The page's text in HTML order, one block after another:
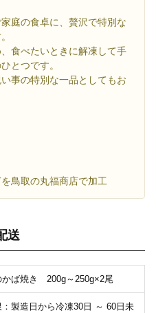
庭の食卓に、贅沢で特別な
食べたいときに解凍して手
とつです。
事の特別な一品としてもお
鳥取の丸福商店で加工
送
かば焼き 200g～250g×2尾
製造日から冷凍30日 ～ 60日未